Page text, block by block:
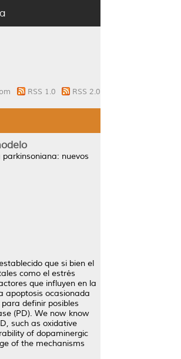
RSS 1.0 RSS 2.0
nuevos
que si bien el
como el estrés
que influyen en la
apoptosis ocasionada
definir posibles
(PD). We now know
such as oxidative
of dopaminergic
of the mechanisms